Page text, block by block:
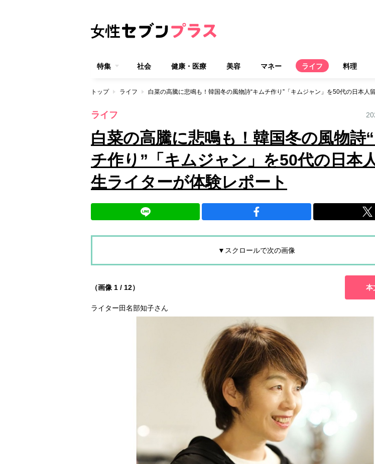
特集 社会 健康・医療 美容 マネー ライフ 料理
トップ ライフ
ライフ
白菜の高騰に悲鳴も！韓国冬の風物詩
チ作り”「キムジャン」を50代の日本
生ライターが体験レポート
▼スクロールで次の画像
（画像 1 / 12） 本
ライター田名部知子さん